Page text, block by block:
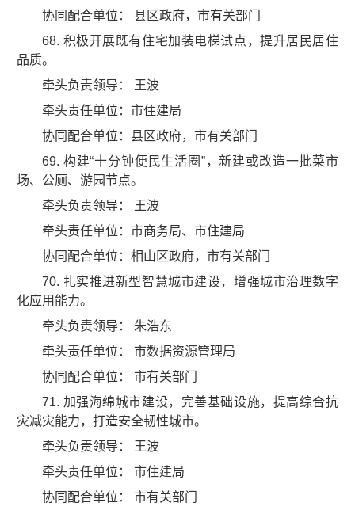
协同配合单位： 县区政府，市有关部门
68. 积极开展既有住宅加装电梯试点，提升居民居住
品质。
牵头负责领导： 王波
牵头责任单位：市住建局
协同配合单位：县区政府，市有关部门
69. 构建“十分钟便民生活圈”，新建或改造一批菜市
场、公厕、游园节点。
牵头负责领导： 王波
牵头责任单位：市商务局、市住建局
协同配合单位：相山区政府，市有关部门
70. 扎实推进新型智慧城市建设，增强城市治理数字
化应用能力。
牵头负责领导： 朱浩东
牵头责任单位： 市数据资源管理局
协同配合单位： 市有关部门
71. 加强海绵城市建设，完善基础设施，提高综合抗
灾减灾能力，打造安全韧性城市。
牵头负责领导： 王波
牵头责任单位： 市住建局
协同配合单位： 市有关部门